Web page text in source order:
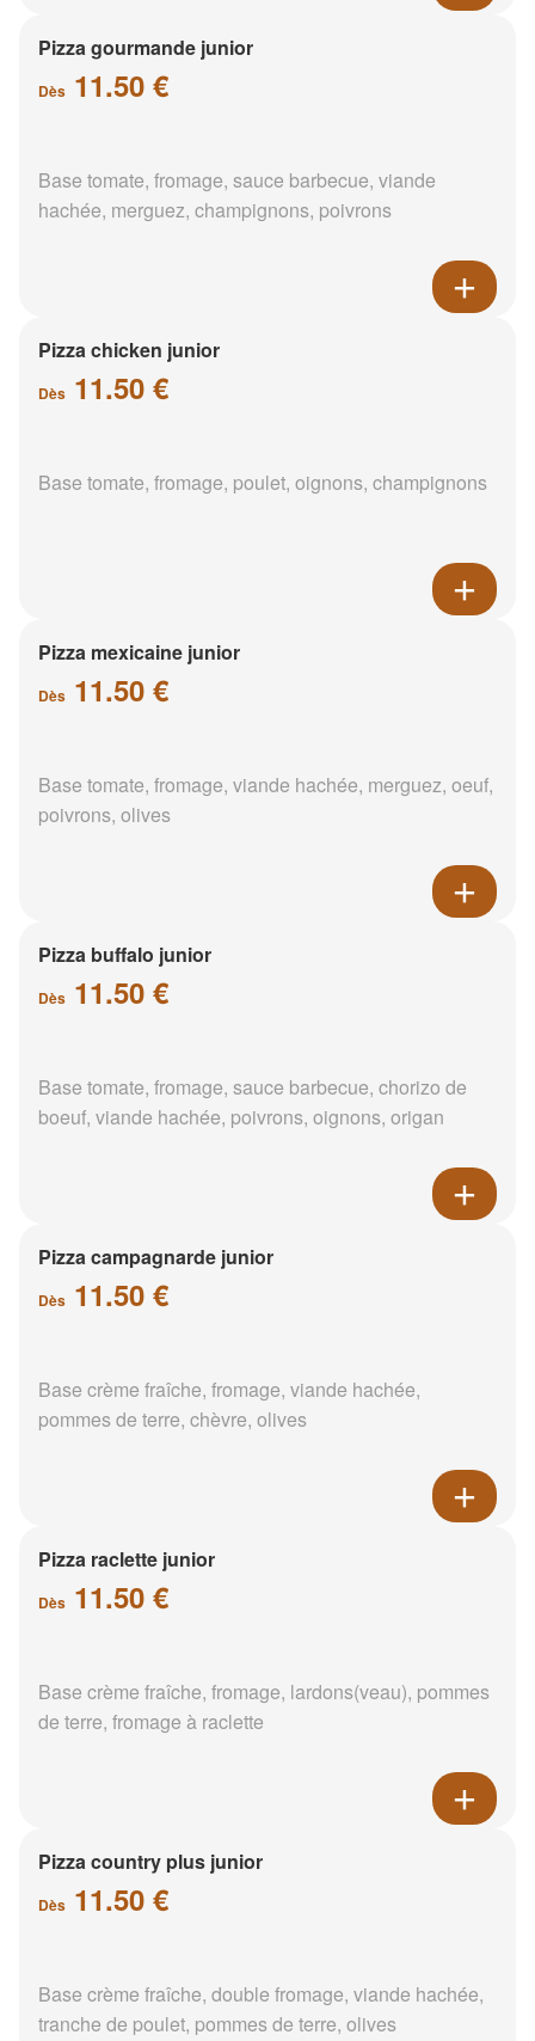
Pizza gourmande junior
Dès 11.50 €
Base tomate, fromage, sauce barbecue, viande
hachée, merguez, champignons, poivrons
Pizza chicken junior
Dès 11.50 €
Base tomate, fromage, poulet, oignons, champignons
Pizza mexicaine junior
Dès 11.50 €
Base tomate, fromage, viande hachée, merguez, oeuf,
poivrons, olives
Pizza buffalo junior
Dès 11.50 €
Base tomate, fromage, sauce barbecue, chorizo de
boeuf, viande hachée, poivrons, oignons, origan
Pizza campagnarde junior
Dès 11.50 €
Base crème fraîche, fromage, viande hachée,
pommes de terre, chèvre, olives
Pizza raclette junior
Dès 11.50 €
Base crème fraîche, fromage, lardons(veau), pommes
de terre, fromage à raclette
Pizza country plus junior
Dès 11.50 €
Base crème fraîche, double fromage, viande hachée,
tranche de poulet, pommes de terre, olives